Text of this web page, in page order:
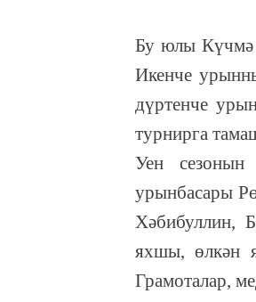
Бу юлы Күчмә
Икенче
дүртенче
турнирга
Уен сезонын
урынбасары
Хәбибуллин,
яхшы, өлкән
Грамоталар,